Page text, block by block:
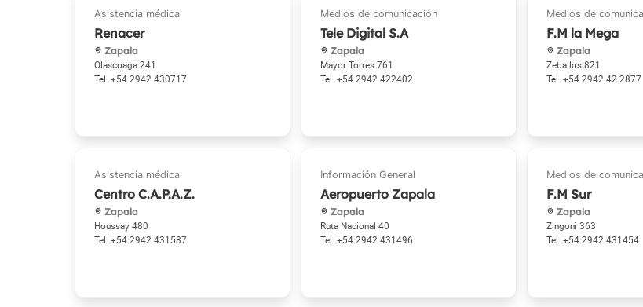
Renacer
Zapala
Olascoaga 241
+54 2942 430717
Tele Digital S.A
Zapala
Mayor Torres 761
+54 2942 422402
F.M la Mega
Zapala
Zeballos 821
+54 2942 42 2877
Centro C.A.P.A.Z.
Zapala
Houssay 480
+54 2942 431587
Aeropuerto Zapala
Zapala
Ruta Nacional 40
+54 2942 431496
F.M Sur
Zapala
Zingoni 363
+54 2942 431454